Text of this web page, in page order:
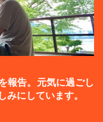
報告。元気に過ごし
みにしています。